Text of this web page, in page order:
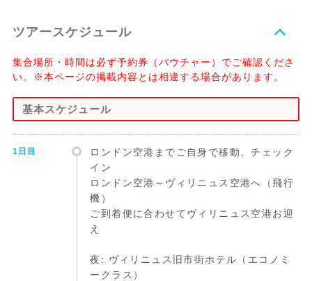
ツアースケジュール
集合場所・時間は必ず予約券（バウチャー）でご確認くださ
い。※本ページの掲載内容とは相違する場合があります。
基本スケジュール
1日目
ロンドン空港までご自身で移動、チェック
イン
ロンドン空港～ヴィリニュス空港へ（飛行
機）
ご到着便に合わせてヴィリニュス空港お迎
え
夜: ヴィリニュス旧市街ホテル（エコノミ
ークラス）